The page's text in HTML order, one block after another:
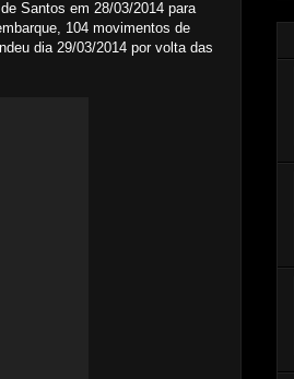
Santos em 28/03/2014 para
104 movimentos de
dia 29/03/2014 por volta das